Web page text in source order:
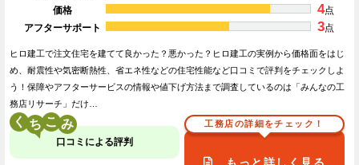
価格
4点
アフターサポート
3点
ヒロ建工で注文住宅を建てて良かった？悪かった？ヒロ建工の実例から価格面をはじ
め、耐震性や気密断熱性、省エネ性などの住宅性能など口コミで評判をチェックしよ
う！保障やアフターサービスの情報や値下げ方法まで調査しているのは「みんなの工
務店リサーチ」だけ…
く こ
口コミによる評判
工務店の詳細をチェック！
もっと詳しく見る